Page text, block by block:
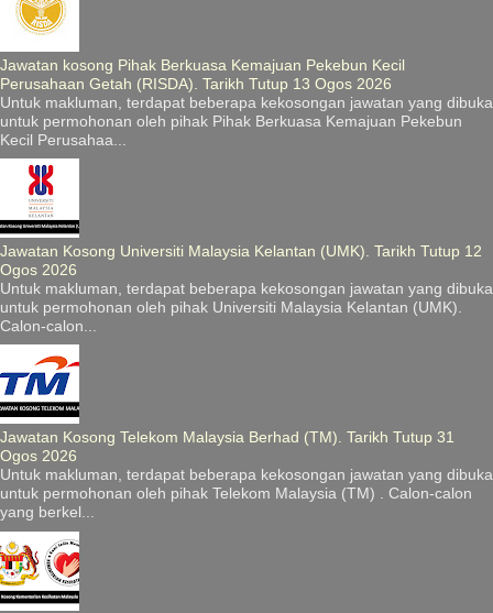
Jawatan kosong Pihak Berkuasa Kemajuan Pekebun Kecil
Perusahaan Getah (RISDA). Tarikh Tutup 13 Ogos 2026
Untuk makluman, terdapat beberapa kekosongan jawatan yang dibuka
untuk permohonan oleh pihak Pihak Berkuasa Kemajuan Pekebun
Kecil Perusahaa...
Jawatan Kosong Universiti Malaysia Kelantan (UMK). Tarikh Tutup 12
Ogos 2026
Untuk makluman, terdapat beberapa kekosongan jawatan yang dibuka
untuk permohonan oleh pihak Universiti Malaysia Kelantan (UMK).
Calon-calon...
Jawatan Kosong Telekom Malaysia Berhad (TM). Tarikh Tutup 31
Ogos 2026
Untuk makluman, terdapat beberapa kekosongan jawatan yang dibuka
untuk permohonan oleh pihak Telekom Malaysia (TM) . Calon-calon
yang berkel...